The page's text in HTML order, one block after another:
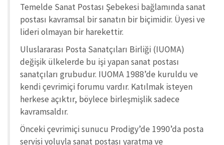
Temelde Sanat Postası Şebekesi bağlamında sanat
postası kavramsal bir sanatın bir biçimidir. Üyesi ve
lideri olmayan bir harekettir.
Uluslararası Posta Sanatçıları Birliği (IUOMA)
değişik ülkelerde bu işi yapan sanat postası
sanatçıları grubudur. IUOMA 1988’de kuruldu ve
kendi çevrimiçi forumu vardır. Katılmak isteyen
herkese açıktır, böylece birleşmişlik sadece
kavramsaldır.
Önceki çevrimiçi sunucu Prodigy’de 1990’da posta
servisi yoluyla sanat postası yaratma ve